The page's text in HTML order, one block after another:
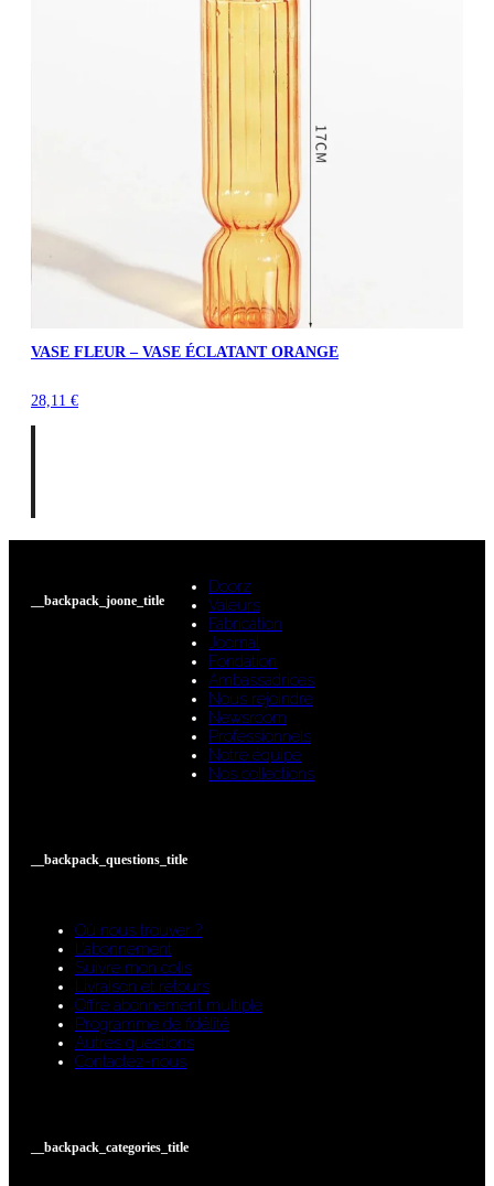
VASE FLEUR – VASE ÉCLATANT ORANGE
28,11 €
__backpack_joone_title
Doorz
Valeurs
Fabrication
Joornal
Fondation
Ambassadrices
Nous rejoindre
Newsroom
Professionnels
Notre équipe
Nos collections
__backpack_questions_title
Où nous trouver ?
L’abonnement
Suivre mon colis
Livraison et retours
Offre abonnement multiple
Programme de fidélité
Autres questions
Contactez-nous
__backpack_categories_title